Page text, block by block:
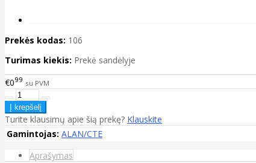
Prekės kodas: 106
Turimas kiekis: Prekė sandėlyje
€099 su PVM
Turite klausimų apie šią prekę? Klauskite
Gamintojas: ALAN/CTE
Aprašymas